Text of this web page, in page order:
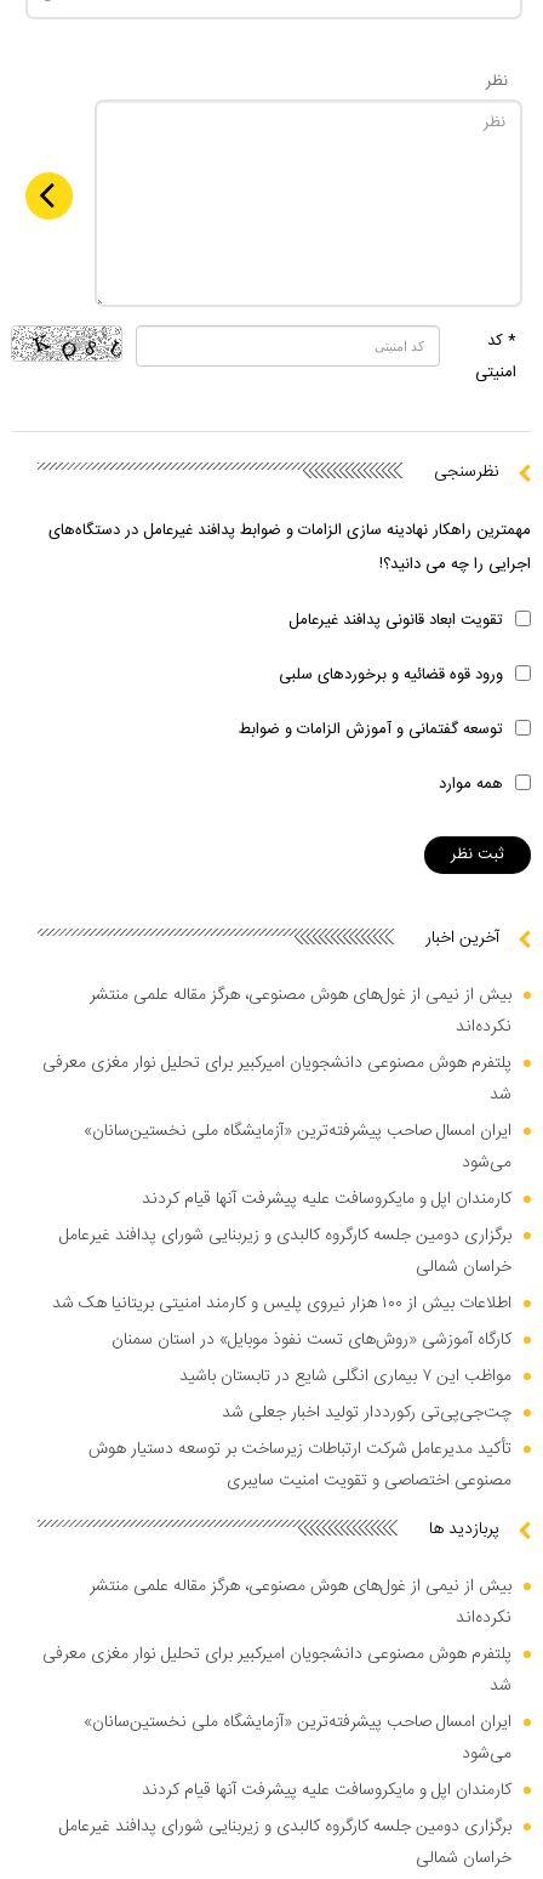
نظر
* کد
امنیتی
نظرسنجی
مهمترین راهکار نهادینه سازی الزامات و ضوابط پدافند غیرعامل در دستگاه‌های
اجرایی را چه می دانید؟!
تقویت ابعاد قانونی پدافند غیرعامل
ورود قوه قضائیه و برخوردهای سلبی
توسعه گفتمانی و آموزش الزامات و ضوابط
همه موارد
آخرین اخبار
بیش از نیمی از غول‌های هوش مصنوعی، هرگز مقاله علمی منتشر
نکرده‌اند
پلتفرم هوش مصنوعی دانشجویان امیرکبیر برای تحلیل نوار مغزی معرفی
شد
ایران امسال صاحب پیشرفته‌ترین «آزمایشگاه ملی نخستین‌سانان»
می‌شود
کارمندان اپل و مایکروسافت علیه پیشرفت آنها قیام کردند
برگزاری دومین جلسه کارگروه کالبدی و زیربنایی شورای پدافند غیرعامل
خراسان شمالی
اطلاعات بیش از ۱۰۰ هزار نیروی پلیس و کارمند امنیتی بریتانیا هک شد
کارگاه آموزشی «روش‌های تست نفوذ موبایل» در استان سمنان
مواظب این ۷ بیماری انگلی شایع در تابستان باشید
چت‌جی‌پی‌تی رکورددار تولید اخبار جعلی شد
تأکید مدیرعامل شرکت ارتباطات زیرساخت بر توسعه دستیار هوش
مصنوعی اختصاصی و تقویت امنیت سایبری
پربازدید ها
بیش از نیمی از غول‌های هوش مصنوعی، هرگز مقاله علمی منتشر
نکرده‌اند
پلتفرم هوش مصنوعی دانشجویان امیرکبیر برای تحلیل نوار مغزی معرفی
شد
ایران امسال صاحب پیشرفته‌ترین «آزمایشگاه ملی نخستین‌سانان»
می‌شود
کارمندان اپل و مایکروسافت علیه پیشرفت آنها قیام کردند
برگزاری دومین جلسه کارگروه کالبدی و زیربنایی شورای پدافند غیرعامل
خراسان شمالی